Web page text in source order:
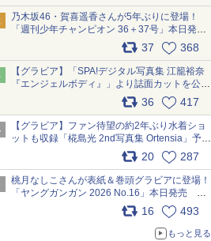
乃木坂46・賀喜遥香さんが5年ぶりに登場！
「週刊少年チャンピオン 36＋37号」本日発
売 pic.x.com/2Mo85ZlRvK
37 368
【グラビア】「SPA!デジタル写真集 江籠裕奈
『エンジェルボディ』」より誌面カットを公
開！ pic.x.com/Yl52UEMoko 36 417
【グラビア】ファン待望の約2年ぶり水着ショ
ットも収録「椛島光 2nd写真集 Ortensia」予約
20 287
桃月なしこさんが表紙＆巻頭グラビアに登場！
「ヤングガンガン 2026 No.16」本日発売
16 493
もっと見る